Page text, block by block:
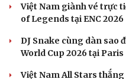
Việt Nam giành vé trực
of Legends tại ENC 2026
DJ Snake cùng dàn sao
World Cup 2026 tại Paris
Việt Nam All Stars